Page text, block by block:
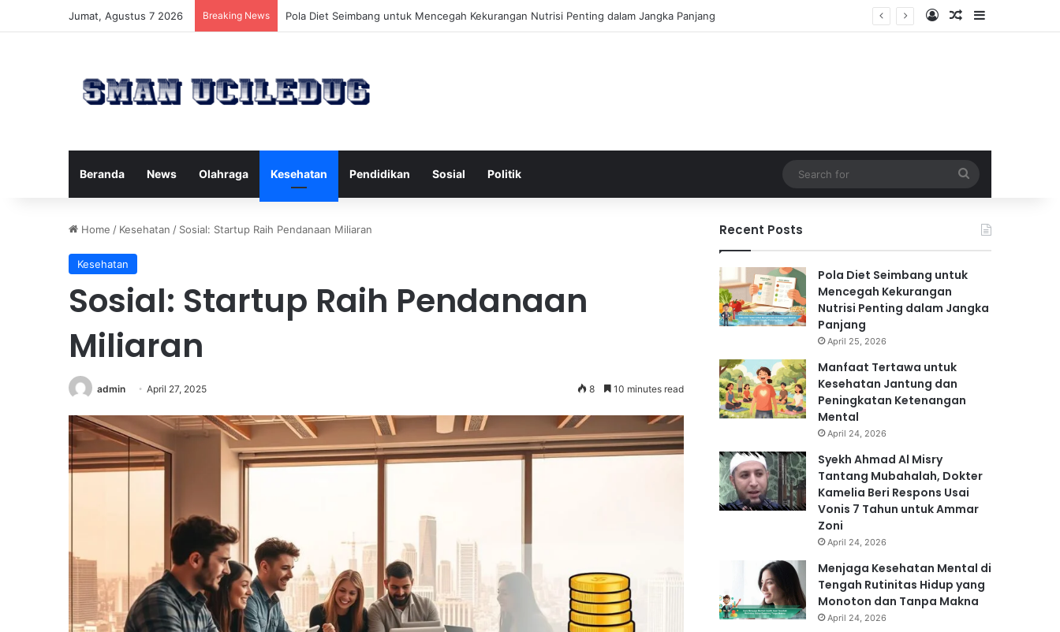
Jumat, Agustus 7 2026 Breaking News Manfaat Tertawa untuk Kesehatan Jantung dan Peningkatan Ketenangan Mental Log InRandom Article
Sidebar
Beranda News Olahraga Kesehatan Pendidikan Sosial Politik
for
Home / Kesehatan / Sosial: Startup Raih Pendanaan Miliaran
Kesehatan
Sosial: Startup Raih Pendanaan
Miliaran
admin April 27, 2025 8 10 minutes read
Recent Posts
Pola Diet Seimbang untuk
Mencegah Kekurangan
Nutrisi Penting dalam Jangka
Panjang
April 25, 2026
Manfaat Tertawa untuk
Kesehatan Jantung dan
Peningkatan Ketenangan
Mental
April 24, 2026
Syekh Ahmad Al Misry
Tantang Mubahalah, Dokter
Kamelia Beri Respons Usai
Vonis 7 Tahun untuk Ammar
Zoni
April 24, 2026
Menjaga Kesehatan Mental di
Tengah Rutinitas Hidup yang
Monoton dan Tanpa Makna
April 24, 2026